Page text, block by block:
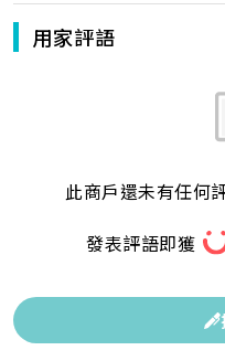
用家評語
此商戶還未有任何
發表評語即獲